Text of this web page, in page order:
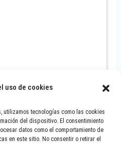
uso de cookies
utilizamos tecnologías como las cookies
del dispositivo. El consentimiento
datos como el comportamiento de
en este sitio. No consentir o retirar el